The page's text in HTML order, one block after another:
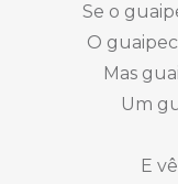
Se o
O
Mas
Um
E